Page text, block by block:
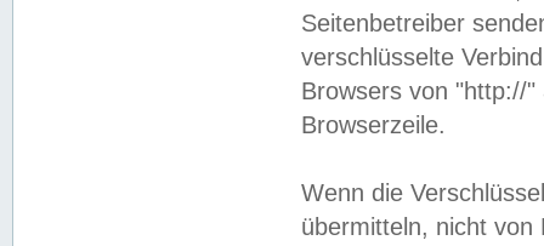
Seitenbetreiber
verschlüsselte
Browsers von "http://
Browserzeile.
Wenn die
übermitteln, nicht von